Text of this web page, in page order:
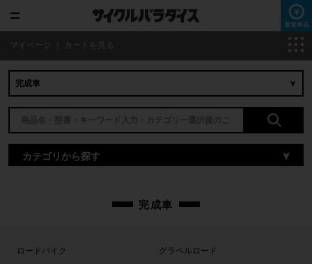
マイページ カートを見る
カテゴリから探す
完成車
ロードバイク グラベルロード